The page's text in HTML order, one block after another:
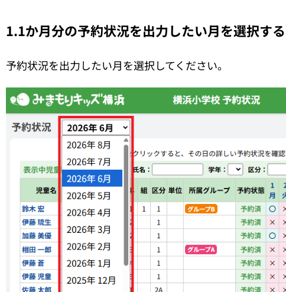
1.1か月分の予約状況を出力したい月を選択する
予約状況を出力したい月を選択してください。